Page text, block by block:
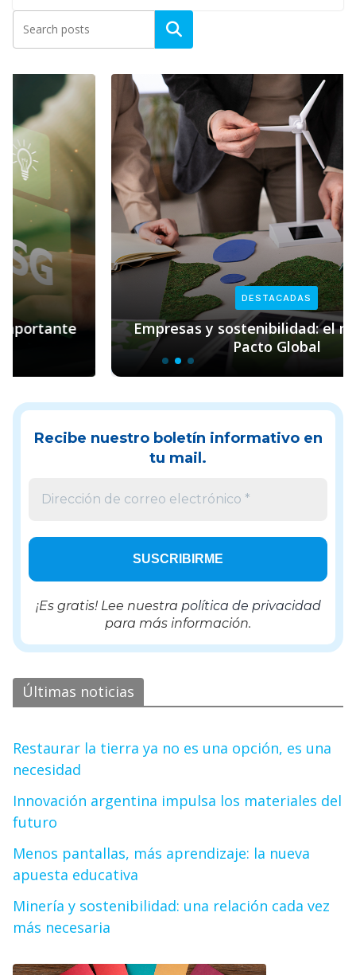
DESTACADAS
Empresas y sostenibilidad: el rol clave de
Pacto Global
Recibe nuestro boletín informativo en
tu mail.
¡Es gratis! Lee nuestra política de privacidad
para más información.
Últimas noticias
Restaurar la tierra ya no es una opción, es una
necesidad
Innovación argentina impulsa los materiales del
futuro
Menos pantallas, más aprendizaje: la nueva
apuesta educativa
Minería y sostenibilidad: una relación cada vez
más necesaria